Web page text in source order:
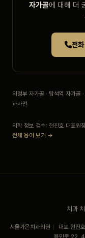
자가골에 대해 더
전
의정부 자가골 · 탑석역 자가골
과사전
의학 정보 검수: 현진호 대표
전체 용어 보기 →
치과
서울가온치과의원 | 대표 현진호
용민로 22,